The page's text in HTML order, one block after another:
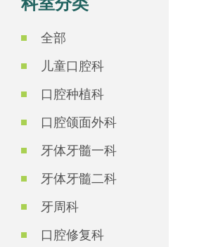
全部
儿童口腔科
口腔种植科
口腔颌面外科
牙体牙髓一科
牙体牙髓二科
牙周科
口腔修复科